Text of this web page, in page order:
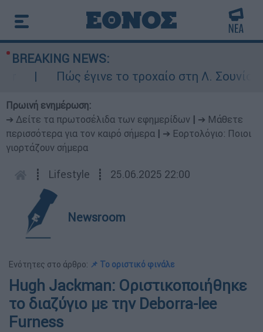
BREAKING NEWS:
Πώς έγινε το τροχαίο στη Λ. Σουνίου:
Πρωινή ενημέρωση:
➔ Δείτε τα πρωτοσέλιδα των εφημερίδων
➔ Μάθετε
περισσότερα για τον καιρό σήμερα
➔ Εορτολόγιο: Ποιοι
γιορτάζουν σήμερα
┋ Lifestyle ┋ 25.06.2025 22:00
Newsroom
Ενότητες στο άρθρο: 📌 Το οριστικό φινάλε
Hugh Jackman: Οριστικοποιήθηκε
το διαζύγιο με την Deborra-lee
Furness